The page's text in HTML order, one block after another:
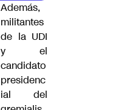
Además,
militantes
de la UDI
y el
candidato
presidenc
ial del